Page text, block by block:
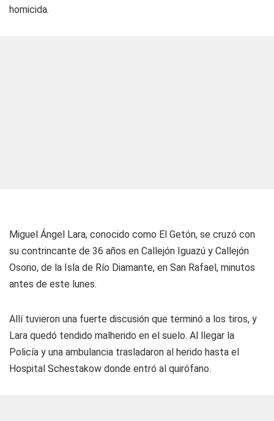
homicida.
Miguel Ángel Lara, conocido como El Getón, se cruzó con
su contrincante de 36 años en Callejón Iguazú y Callejón
Osorio, de la Isla de Río Diamante, en San Rafael, minutos
antes de este lunes.
Allí tuvieron una fuerte discusión que terminó a los tiros, y
Lara quedó tendido malherido en el suelo. Al llegar la
Policía y una ambulancia trasladaron al herido hasta el
Hospital Schestakow donde entró al quirófano.